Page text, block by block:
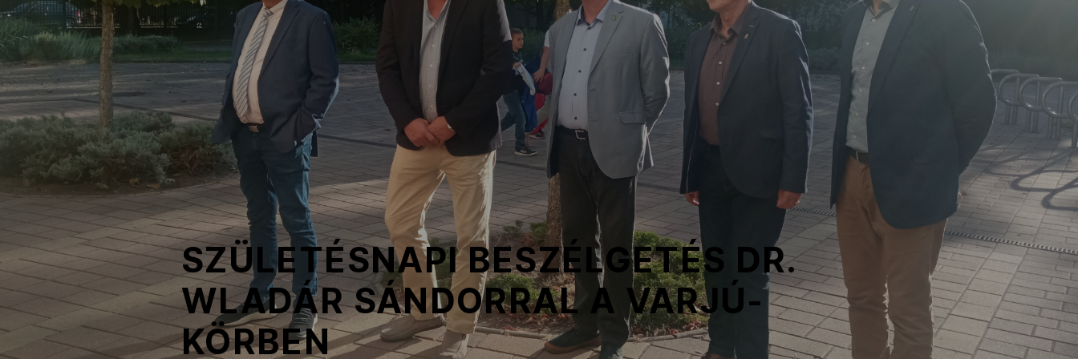
Társszervezetek
OVEP
Adatbank
SZÜLETÉSNAPI BESZÉLGETÉS DR.
WLADÁR SÁNDORRAL A VARJÚ-
KÖRBEN